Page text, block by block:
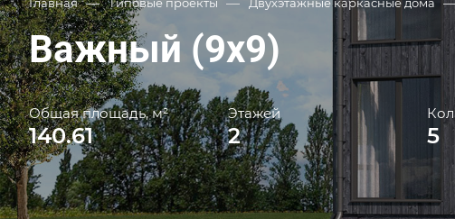
Общая площадь, м²
140.61
Этажей
2 5
Главная — Типовые проекты — Двухэтажные каркасные дома
Важный (9x9)